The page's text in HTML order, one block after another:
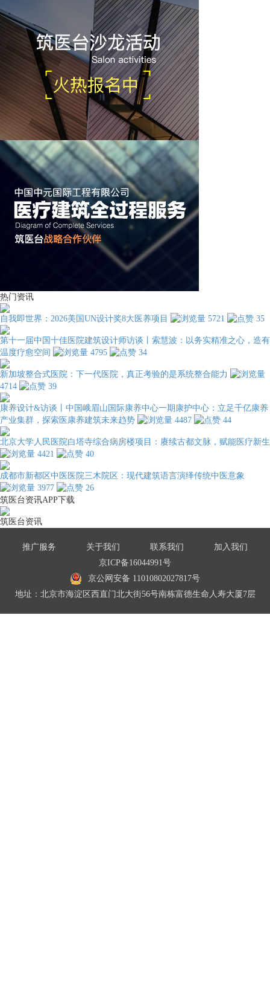
热门资讯
自我即世界：2026美国UN设计奖8大医养项目 5721 35
第十一届中国十佳医院建筑设计师访谈丨索慧波：以务实精准之心，造有
温度疗愈空间
4795 34
新加坡整合式医院：下一代医院，真正考验的是系统整合能力
4714
39
康养设计&访谈丨中国峨眉山国际康养中心一期康护中心：立足千亿康养
产业集群，探索医康养建筑未来趋势
4487 44
北京大学人民医院白塔寺综合病房楼项目：赓续古都文脉，赋能医疗新生
4421
40
成都市新都区中医医院三木院区：现代建筑语言演绎传统中医意象
3977
26
筑医台资讯APP下载
筑医台资讯
推广服务 关于我们 联系我们
加入我们
京ICP备16044991号
京公网安备 11010802027817号
地址：北京市海淀区西直门北大街56号南栋富德生命人寿大厦7层